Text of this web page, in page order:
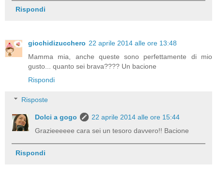
Rispondi
giochidizucchero 22 aprile 2014 alle ore 13:48
Mamma mia, anche queste sono perfettamente di mio
gusto... quanto sei brava???? Un bacione
Rispondi
Risposte
Dolci a gogo
22 aprile 2014 alle ore 15:44
Grazieeeeee cara sei un tesoro davvero!! Bacione
Rispondi